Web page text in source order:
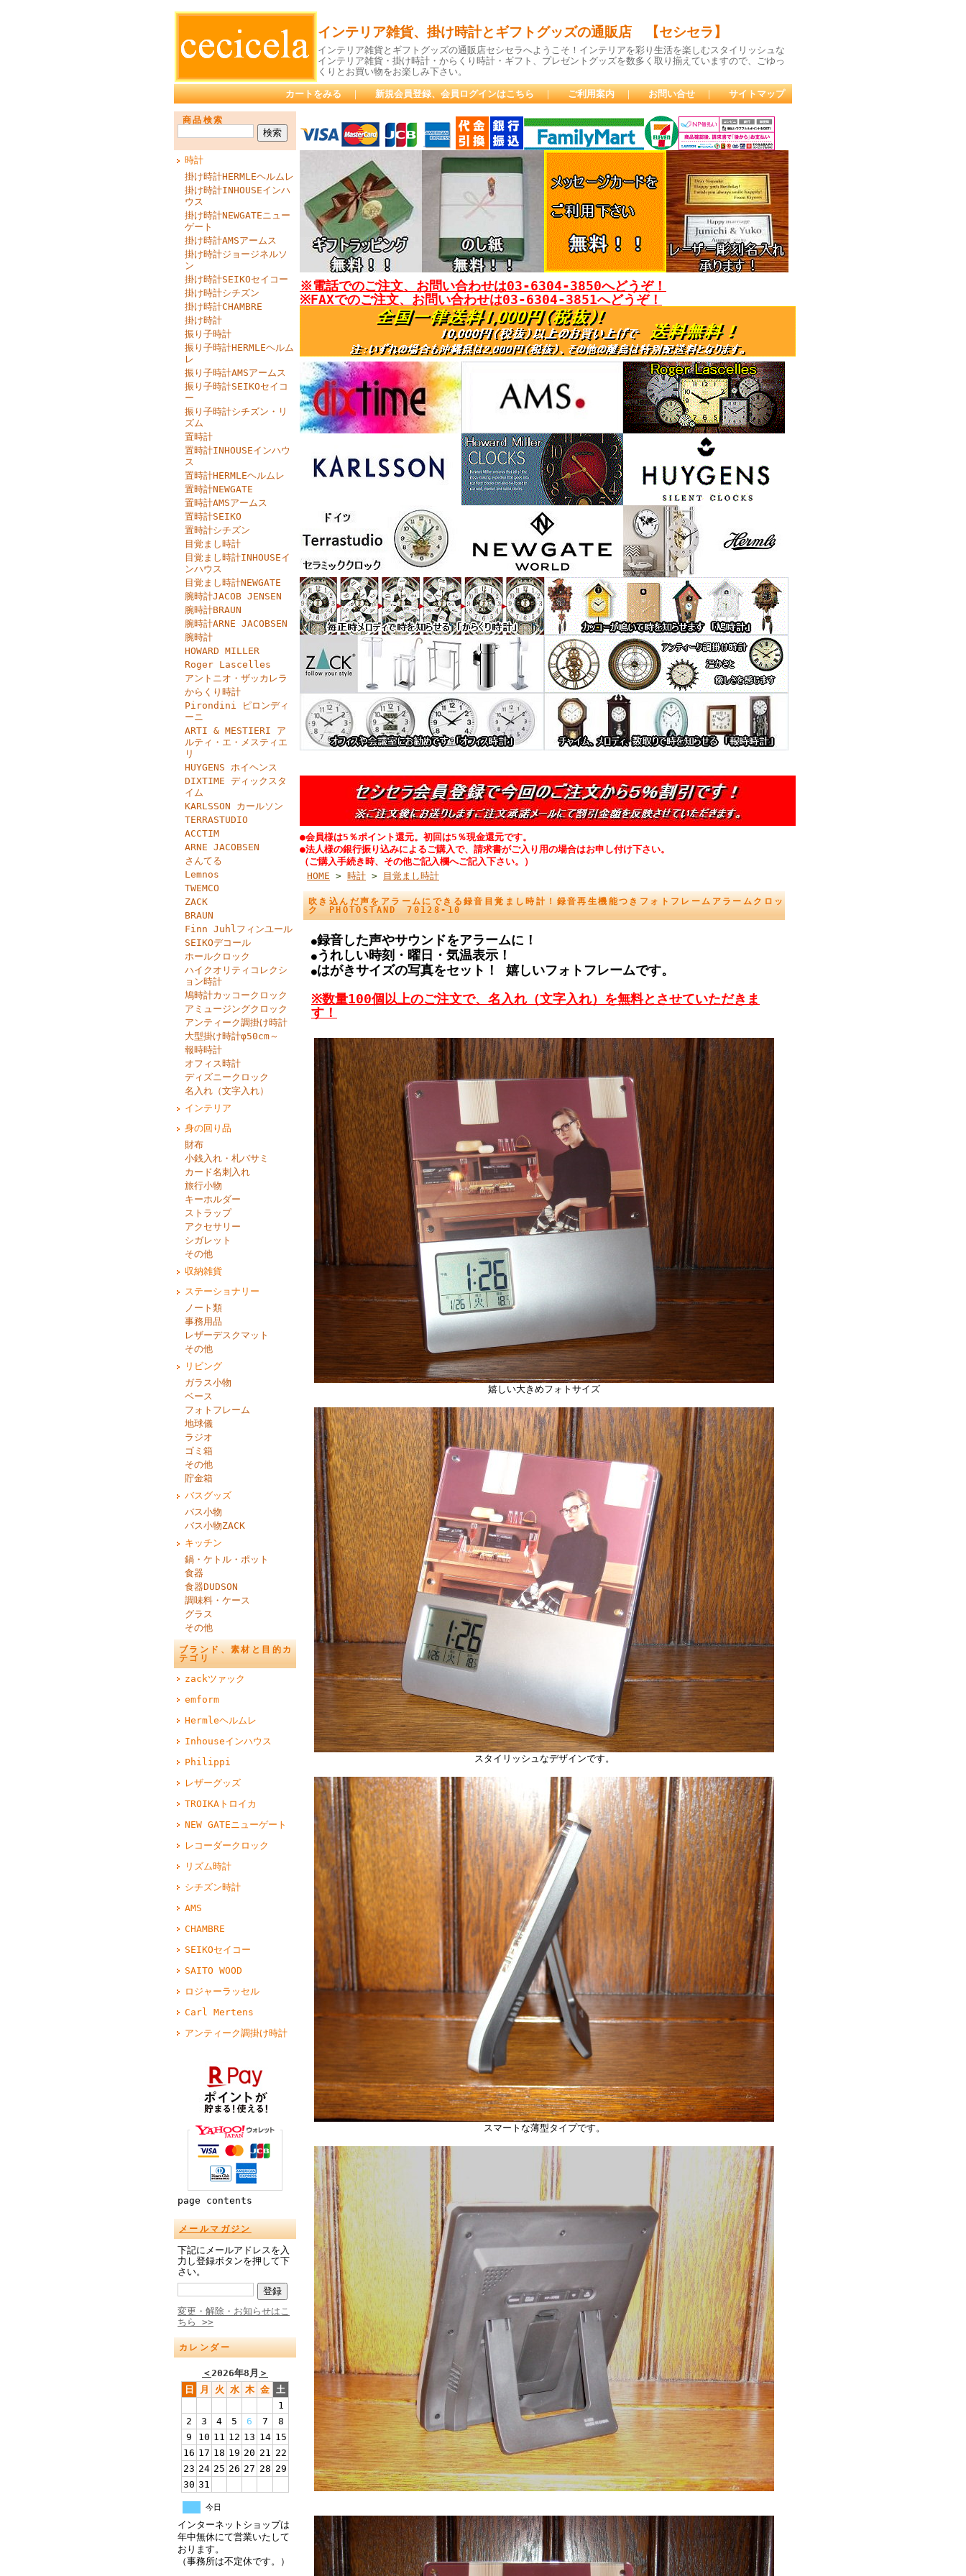
インテリア雑貨、掛け時計とギフトグッズの通販店 【セシセラ】
インテリア雑貨とギフトグッズの通販店セシセラへようこそ！インテリアを彩り生活を楽しむスタイリッシュな
インテリア雑貨・掛け時計・からくり時計・ギフト、プレゼントグッズを数多く取り揃えていますので、ごゆっ
くりとお買い物をお楽しみ下さい。
カートをみる ｜ 新規会員登録、会員ログインはこちら ｜ ご利用案内 ｜ お問い合せ ｜ サイトマップ
商品検索
時計
掛け時計HERMLEヘルムレ
掛け時計INHOUSEインハ
ウス
掛け時計NEWGATEニュー
ゲート
掛け時計AMSアームス
掛け時計ジョージネルソ
ン
掛け時計SEIKOセイコー
掛け時計シチズン
掛け時計CHAMBRE
掛け時計
振り子時計
振り子時計HERMLEヘルム
レ
振り子時計AMSアームス
振り子時計SEIKOセイコ
ー
振り子時計シチズン・リ
ズム
置時計
置時計INHOUSEインハウ
ス
置時計HERMLEヘルムレ
置時計NEWGATE
置時計AMSアームス
置時計SEIKO
置時計シチズン
目覚まし時計
目覚まし時計INHOUSEイ
ンハウス
目覚まし時計NEWGATE
腕時計JACOB JENSEN
腕時計BRAUN
腕時計ARNE JACOBSEN
腕時計
HOWARD MILLER
Roger Lascelles
アントニオ・ザッカレラ
からくり時計
Pirondini ピロンディ
ーニ
ARTI & MESTIERI ア
ルティ・エ・メスティエ
リ
HUYGENS ホイヘンス
DIXTIME ディックスタ
イム
KARLSSON カールソン
TERRASTUDIO
ACCTIM
ARNE JACOBSEN
さんてる
Lemnos
TWEMCO
ZACK
BRAUN
Finn Juhlフィンユール
SEIKOデコール
ホールクロック
ハイクオリティコレクシ
ョン時計
鳩時計カッコークロック
アミュージングクロック
アンティーク調掛け時計
大型掛け時計φ50cm～
報時時計
オフィス時計
ディズニークロック
名入れ（文字入れ）
インテリア
身の回り品
財布
小銭入れ・札バサミ
カード名刺入れ
旅行小物
キーホルダー
ストラップ
アクセサリー
シガレット
その他
収納雑貨
ステーショナリー
ノート類
事務用品
レザーデスクマット
その他
リビング
ガラス小物
ベース
フォトフレーム
地球儀
ラジオ
ゴミ箱
その他
貯金箱
バスグッズ
バス小物
バス小物ZACK
キッチン
鍋・ケトル・ポット
食器
食器DUDSON
調味料・ケース
グラス
その他
ブランド、素材と目的カ
テゴリ
zackツァック
emform
Hermleヘルムレ
Inhouseインハウス
Philippi
レザーグッズ
TROIKAトロイカ
NEW GATEニューゲート
レコーダークロック
リズム時計
シチズン時計
AMS
CHAMBRE
SEIKOセイコー
SAITO WOOD
ロジャーラッセル
Carl Mertens
アンティーク調掛け時計
page contents
メールマガジン
下記にメールアドレスを入
力し登録ボタンを押して下
さい。
変更・解除・お知らせはこ
ちら >>
カレンダー
＜2026年8月 ＞
日
月 火 水 木 金 土
1
2
3 4 5 6 7
8
9
10 11 12 13 14 15
16 17 18 19 20 21 22
23 24 25 26 27 28 29
30 31
今日
インターネットショップは
年中無休にて営業いたして
おります。
（事務所は不定休です。）
※電話でのご注文、お問い合わせは03-6304-3850へどうぞ！
※FAXでのご注文、お問い合わせは03-6304-3851へどうぞ！
●会員様は5％ポイント還元。初回は5％現金還元です。
●法人様の銀行振り込みによるご購入で、請求書がご入り用の場合はお申し付け下さい。
（ご購入手続き時、その他ご記入欄へご記入下さい。）
HOME > 時計 > 目覚まし時計
吹き込んだ声をアラームにできる録音目覚まし時計！録音再生機能つきフォトフレームアラームクロッ
ク PHOTOSTAND 70128-10
●録音した声やサウンドをアラームに！
●うれしい時刻・曜日・気温表示！
●はがきサイズの写真をセット！ 嬉しいフォトフレームです。
※数量100個以上のご注文で、名入れ（文字入れ）を無料とさせていただきま
す！
嬉しい大きめフォトサイズ
スタイリッシュなデザインです。
スマートな薄型タイプです。